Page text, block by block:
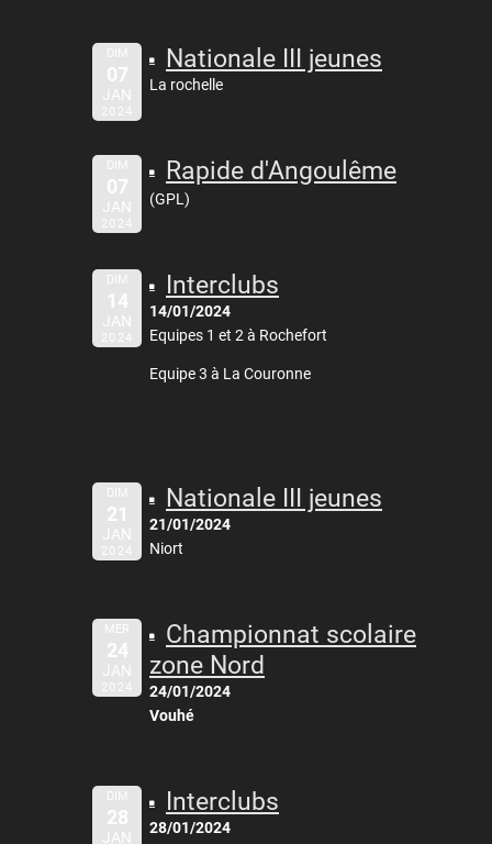
DIM
07
JAN
2024
Nationale III jeunes
La rochelle
DIM
07
JAN
2024
Rapide d'Angoulême
(GPL)
DIM
14
JAN
2024
Interclubs
14/01/2024
Equipes 1 et 2 à Rochefort
Equipe 3 à La Couronne
DIM
21
JAN
2024
Nationale III jeunes
21/01/2024
Niort
MER
24
JAN
2024
Championnat scolaire
zone Nord
24/01/2024
Vouhé
DIM
28
JAN
Interclubs
28/01/2024